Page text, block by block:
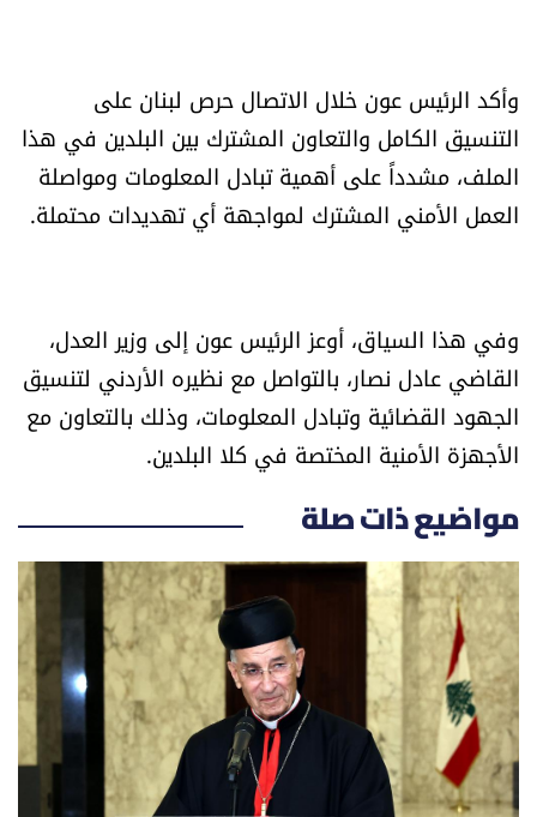
اقتصاد
العالم
الصحافة الإسرائيلية
فصل من كتاب
اقرأ تضحك
كاميرا
سجالات
صحّة وصحن
الرياضة
منوّعات
وأكد الرئيس عون خلال الاتصال حرص لبنان على
التنسيق الكامل والتعاون المشترك بين البلدين في هذا
الملف، مشدداً على أهمية تبادل المعلومات ومواصلة
العمل الأمني المشترك لمواجهة أي تهديدات محتملة.
وفي هذا السياق، أوعز الرئيس عون إلى وزير العدل،
القاضي عادل نصار، بالتواصل مع نظيره الأردني لتنسيق
الجهود القضائية وتبادل المعلومات، وذلك بالتعاون مع
الأجهزة الأمنية المختصة في كلا البلدين.
مواضيع ذات صلة